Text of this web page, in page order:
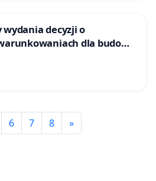
decyzji o
dla budowy
biometanu „Krynki” w
oraz ochrony
Knyszyńskiej
6 7 8 »